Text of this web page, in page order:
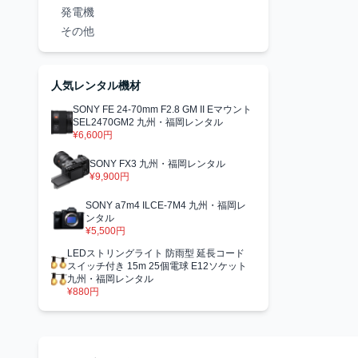
発電機
その他
人気レンタル機材
SONY FE 24-70mm F2.8 GM II Eマウント
SEL2470GM2 九州・福岡レンタル
¥6,600円
SONY FX3 九州・福岡レンタル
¥9,900円
SONY a7m4 ILCE-7M4 九州・福岡レ
ンタル
¥5,500円
LEDストリングライト 防雨型 延長コード
スイッチ付き 15m 25個電球 E12ソケット
九州・福岡レンタル
¥880円